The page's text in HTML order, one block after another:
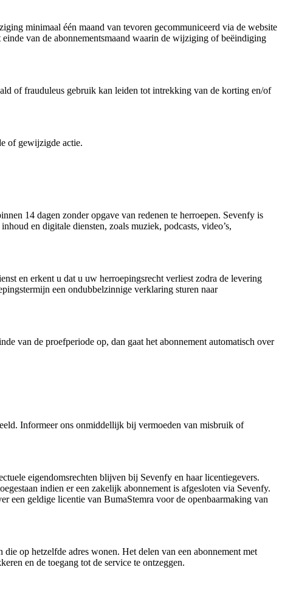
minimaal één maand van tevoren gecommuniceerd via de website
van de abonnementsmaand waarin de wijziging of beëindiging
of frauduleus gebruik kan leiden tot intrekking van de korting en/of
of gewijzigde actie.
14 dagen zonder opgave van redenen te herroepen. Sevenfy is
en digitale diensten, zoals muziek, podcasts, video’s,
en erkent u dat u uw herroepingsrecht verliest zodra de levering
een ondubbelzinnige verklaring sturen naar
van de proefperiode op, dan gaat het abonnement automatisch over
Informeer ons onmiddellijk bij vermoeden van misbruik of
eigendomsrechten blijven bij Sevenfy en haar licentiegevers.
indien er een zakelijk abonnement is afgesloten via Sevenfy.
een geldige licentie van BumaStemra voor de openbaarmaking van
op hetzelfde adres wonen. Het delen van een abonnement met
en de toegang tot de service te ontzeggen.